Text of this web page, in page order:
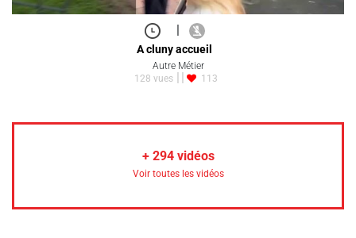
A cluny accueil
Autre Métier
128 vues
113
+ 294vidéos
Voir toutes les vidéos